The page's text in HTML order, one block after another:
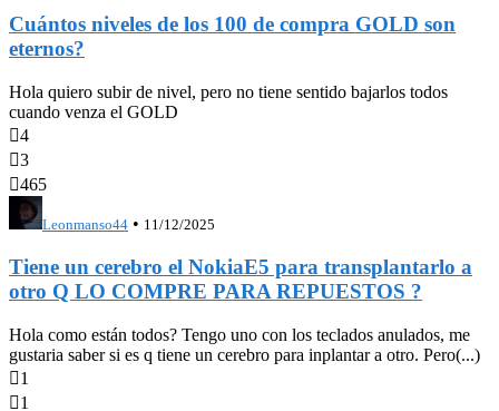
Cuántos niveles de los 100 de compra GOLD son
eternos?
Hola quiero subir de nivel, pero no tiene sentido bajarlos todos
cuando venza el GOLD
4
3
465
Leonmanso44 • 11/12/2025
Tiene un cerebro el NokiaE5 para transplantarlo a
otro Q LO COMPRE PARA REPUESTOS ?
Hola como están todos? Tengo uno con los teclados anulados, me
gustaria saber si es q tiene un cerebro para inplantar a otro. Pero(...)
1
1